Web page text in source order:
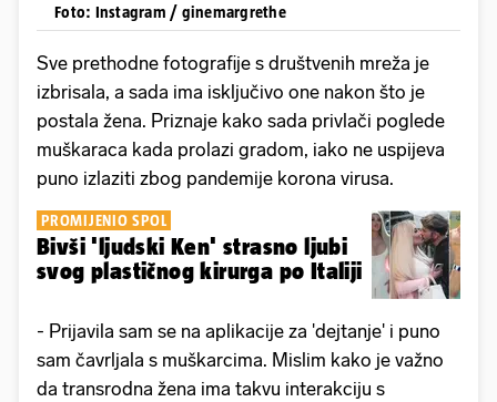
Foto: Instagram / ginemargrethe
Sve prethodne fotografije s društvenih mreža je
izbrisala, a sada ima isključivo one nakon što je
postala žena. Priznaje kako sada privlači poglede
muškaraca kada prolazi gradom, iako ne uspijeva
puno izlaziti zbog pandemije korona virusa.
PROMIJENIO SPOL
Bivši 'ljudski Ken' strasno ljubi
svog plastičnog kirurga po Italiji
- Prijavila sam se na aplikacije za 'dejtanje' i puno
sam čavrljala s muškarcima. Mislim kako je važno
da transrodna žena ima takvu interakciju s